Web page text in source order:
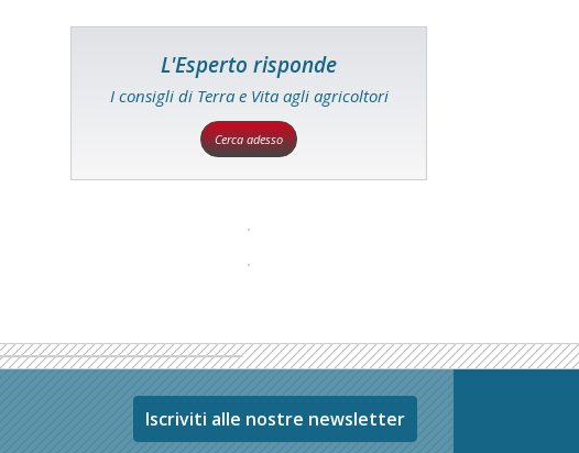
L'Esperto risponde
I consigli di Terra e Vita agli agricoltori
Cerca adesso
Iscriviti alle nostre newsletter